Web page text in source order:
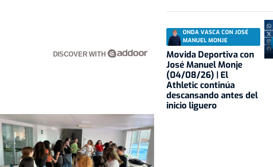
DISCOVER WITH
ONDA VASCA CON JOSÉ
MANUEL MONJE
Movida Deportiva con
José Manuel Monje
(04/08/26) | El
Athletic continúa
descansando antes del
inicio liguero